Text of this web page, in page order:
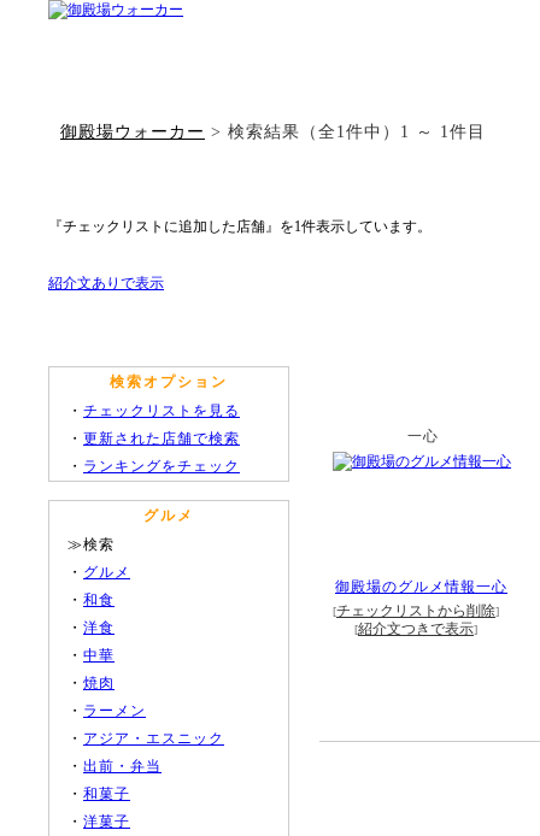
御殿場ウォーカー > 検索結果（全1件中）1 ～ 1件目
『チェックリストに追加した店舗』を1件表示しています。
紹介文ありで表示
検索オプション
・ チェックリストを見る
・ 更新された店舗で検索
・ ランキングをチェック
グルメ
≫検索
・ グルメ
・ 和食
・ 洋食
・ 中華
・ 焼肉
・ ラーメン
・ アジア・エスニック
・ 出前・弁当
・ 和菓子
・ 洋菓子
一心
御殿場のグルメ情報一心
[チェックリストから削除]
[紹介文つきで表示]